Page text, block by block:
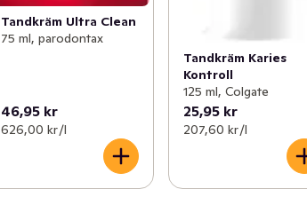
Tandkräm Ultra Clean
75 ml, parodontax
46,95 kr
626,00 kr /l
Tandkräm Karies
Kontroll
125 ml, Colgate
25,95 kr
207,60 kr /l